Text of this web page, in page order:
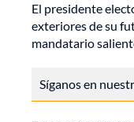
El presidente
exteriores de su
mandatario
Síganos en